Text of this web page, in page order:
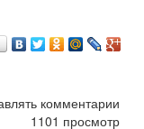
комментарии
1101 просмотр